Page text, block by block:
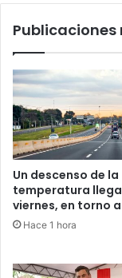
Un descenso de la
temperatura
viernes, en torno a
Hace 1 hora